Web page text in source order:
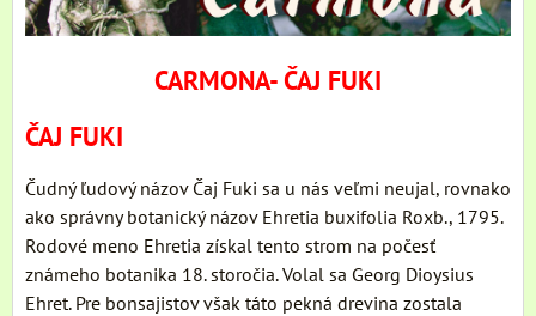
CARMONA- ČAJ FUKI
ČAJ FUKI
Čudný ľudový názov Čaj Fuki sa u nás veľmi neujal, rovnako
ako správny botanický názov Ehretia buxifolia Roxb., 1795.
Rodové meno Ehretia získal tento strom na počesť
známeho botanika 18. storočia. Volal sa Georg Dioysius
Ehret. Pre bonsajistov však táto pekná drevina zostala